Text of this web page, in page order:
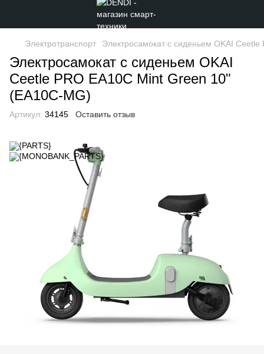
Электротранспорт Электросамокат с сиденьем OKAI
Электросамокат с сиденьем OKAI
Ceetle PRO EA10C Mint Green 10"
(EA10C-MG)
Артикул: 34145 Оставить отзыв